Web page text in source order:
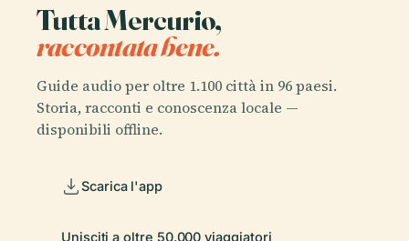
Tutta Mercurio,
raccontata bene.
Guide audio per oltre 1.100 città in 96 paesi.
Storia, racconti e conoscenza locale —
disponibili offline.
Scarica l'app
Unisciti a oltre 50.000 viaggiatori